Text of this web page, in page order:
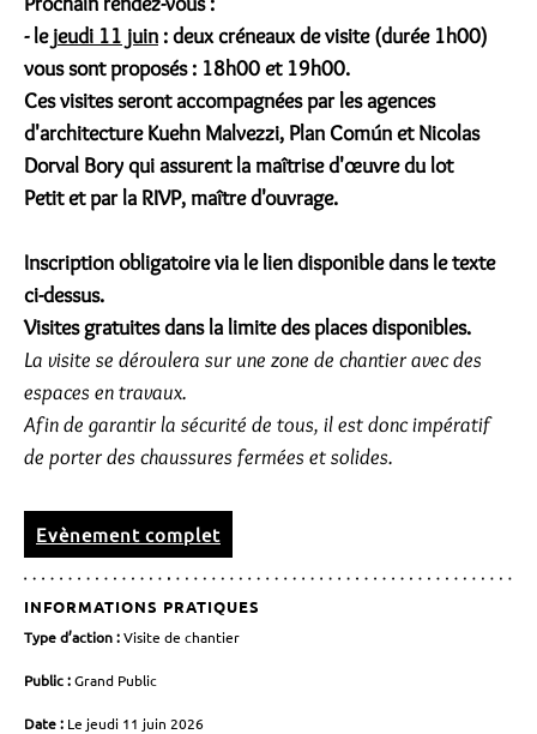
- lejeudi 11 juin : deux créneaux de visite (durée 1h00)
vous sont proposés : 18h00 et 19h00.
Ces visites seront accompagnées par les agences
d'architecture Kuehn Malvezzi, Plan Común et Nicolas
Dorval Boryqui assurent la maîtrise d'œuvredu lot
Petitet par la RIVP, maître d'ouvrage.
Inscription obligatoire via le lien disponible dans le texte
ci-dessus.
Visites gratuites dans la limite des places disponibles.
La visite se déroulera sur une zone de chantier avec des
espaces en travaux.
Afin de garantir la sécurité de tous, il est donc impératif
de porter des chaussures fermées et solides.
Evènement complet
INFORMATIONS PRATIQUES
Type d’action :Visite de chantier
Public :Grand Public
Date : Le jeudi 11 juin 2026